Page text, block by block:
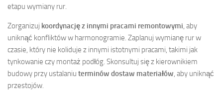
etapu wymiany rur.
Zorganizuj koordynację z innymi pracami remontowymi, aby
uniknąć konfliktów w harmonogramie. Zaplanuj wymianę rur w
czasie, który nie koliduje z innymi istotnymi pracami, takimi jak
tynkowanie czy montaż podłóg. Skonsultuj się z kierownikiem
budowy przy ustalaniu terminów dostaw materiałów, aby uniknąć
przestojów.